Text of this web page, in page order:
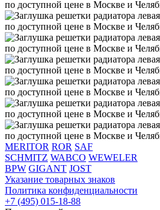
MERITOR ROR SAF
SCHMITZ WABCO WEWELER
BPW GIGANT JOST
Указание товарных знаков
Политика конфиденциальности
+7 (495) 015-18-88